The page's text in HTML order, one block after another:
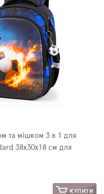
та мішком 3 в 1 для
38х30х18 см для
КУПИТИ